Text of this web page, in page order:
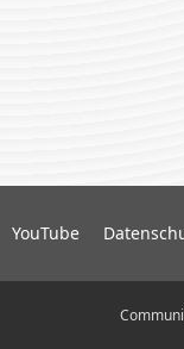
YouTube